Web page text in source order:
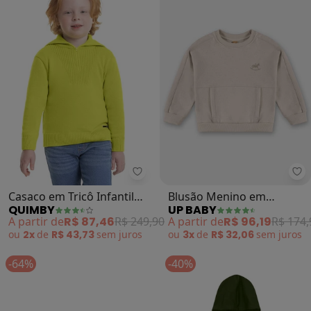
Quimby - Casaco em Tricô
Casaco em Tricô Infantil
Menino (Verde)
QUIMBY
A partir deR$ 87,46R$ 249,90
ou 2x de R$ 43,73 sem juros
Blusão Menino em
Moletom Linho (Bege)
UP BABY
A partir deR$ 96,19R$
ou 3x de R$ 32,06 sem juros
-64% -40%